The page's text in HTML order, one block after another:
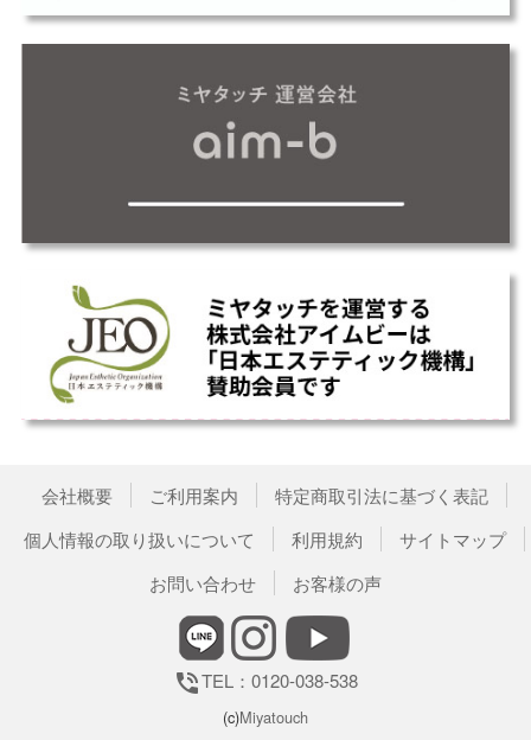
会社概要 ご利用案内
特定商取引法に基づく表記
個人情報の取り扱いについて
利用規約
サイトマップ
お問い合わせ
お客様の声
phone_in_talkTEL：0120-038-538
(c)Miyatouch